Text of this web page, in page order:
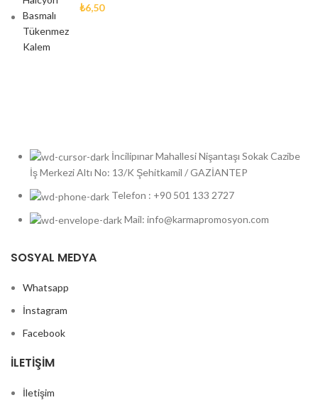
₺6,50
İncilipınar Mahallesi Nişantaşı Sokak Cazibe
İş Merkezi Altı No: 13/K Şehitkamil / GAZİANTEP
Telefon : +90 501 133 2727
Mail: info@karmapromosyon.com
SOSYAL MEDYA
Whatsapp
İnstagram
Facebook
İLETIŞIM
İletişim